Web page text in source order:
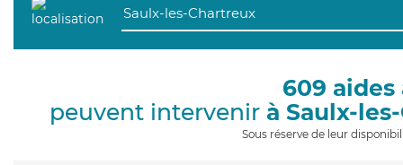
609
peuvent intervenir à Saulx-
Sous réserve de leur